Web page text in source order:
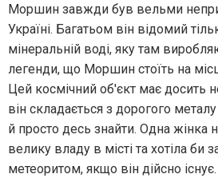
Моршин завжди був вельми
Україні. Багатьом він відомий
мінеральній воді, яку там
легенди, що Моршин стоїть на
Цей космічний об'єкт має досить
він складається з дорогого
й просто десь знайти. Одна жінка
велику владу в місті та хотіла би
метеоритом, якщо він дійсно